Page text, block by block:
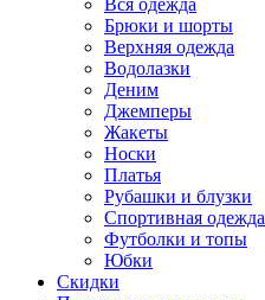
Вся одежда
Брюки и шорты
Верхняя одежда
Водолазки
Деним
Джемперы
Жакеты
Носки
Платья
Рубашки и блузки
Спортивная одежда
Футболки и топы
Юбки
Скидки